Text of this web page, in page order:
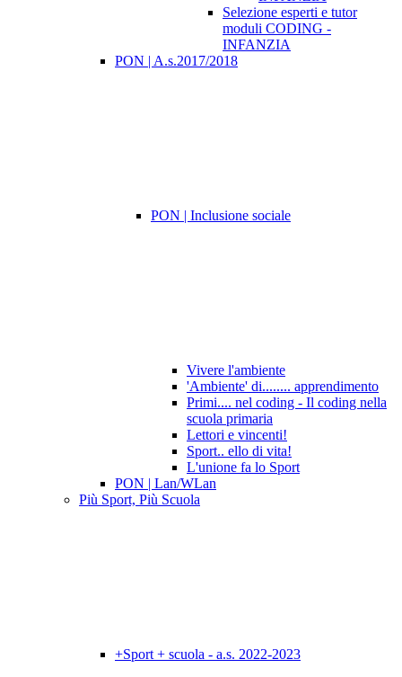
Selezione esperti e tutor
moduli CODING -
INFANZIA
PON | A.s.2017/2018
PON | Inclusione sociale
Vivere l'ambiente
'Ambiente' di........ apprendimento
Primi.... nel coding - Il coding nella
scuola primaria
Lettori e vincenti!
Sport.. ello di vita!
L'unione fa lo Sport
PON | Lan/WLan
Più Sport, Più Scuola
+Sport + scuola - a.s. 2022-2023